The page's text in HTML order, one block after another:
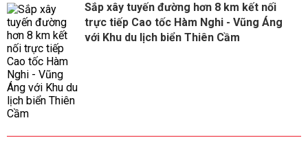
Sắp xây tuyến đường hơn 8 km kết nối
trực tiếp Cao tốc Hàm Nghi - Vũng Áng
với Khu du lịch biển Thiên Cầm